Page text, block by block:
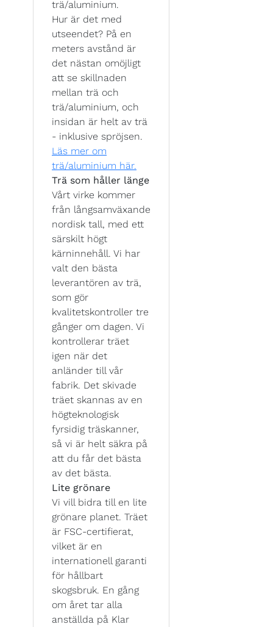
trä/aluminium.
Hur är det med
utseendet? På en
meters avstånd är
det nästan omöjligt
att se skillnaden
mellan trä och
trä/aluminium, och
insidan är helt av trä
- inklusive spröjsen.
Läs mer om
trä/aluminium här.
Trä som håller länge
Vårt virke kommer
från långsamväxande
nordisk tall, med ett
särskilt högt
kärninnehåll. Vi har
valt den bästa
leverantören av trä,
som gör
kvalitetskontroller tre
gånger om dagen. Vi
kontrollerar träet
igen när det
anländer till vår
fabrik. Det skivade
träet skannas av en
högteknologisk
fyrsidig träskanner,
så vi är helt säkra på
att du får det bästa
av det bästa.
Lite grönare
Vi vill bidra till en lite
grönare planet. Träet
är FSC-certifierat,
vilket är en
internationell garanti
för hållbart
skogsbruk. En gång
om året tar alla
anställda på Klar